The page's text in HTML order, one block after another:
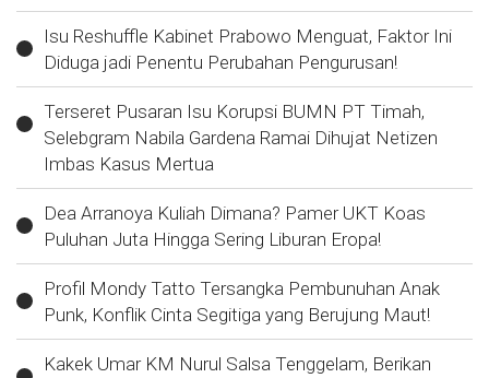
Isu Reshuffle Kabinet Prabowo Menguat, Faktor Ini
Diduga jadi Penentu Perubahan Pengurusan!
Terseret Pusaran Isu Korupsi BUMN PT Timah,
Selebgram Nabila Gardena Ramai Dihujat Netizen
Imbas Kasus Mertua
Dea Arranoya Kuliah Dimana? Pamer UKT Koas
Puluhan Juta Hingga Sering Liburan Eropa!
Profil Mondy Tatto Tersangka Pembunuhan Anak
Punk, Konflik Cinta Segitiga yang Berujung Maut!
Kakek Umar KM Nurul Salsa Tenggelam, Berikan